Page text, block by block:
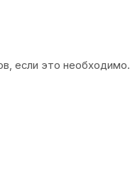
если это необходимо.